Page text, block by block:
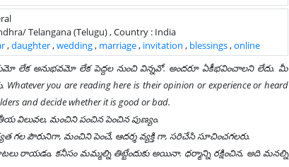
Telangana (Telugu) , Country : India
,daughter,wedding, marriage, invitation , blessings,online
లేక అనుభవమో లేక పెద్దల నుంచి విన్నవో. అందరూ ఏకీభవించాలని లేదు. మీ
you are reading here is their opinion or experience or heard
and decide whether it is good or bad.
విలువల, మంచిని పంచిన పెంచిన పుణ్యం.
పౌరునిగా, మంచిని పెంచే, ఆదర్శ వ్యక్తి గా, సరిచేసి సూచించగలరు.
రాయడం, కనీసం మమ్మల్ని తిట్టేందుకు అయినా. ధర్మాన్ని రక్షించిన, అది మనల్ని